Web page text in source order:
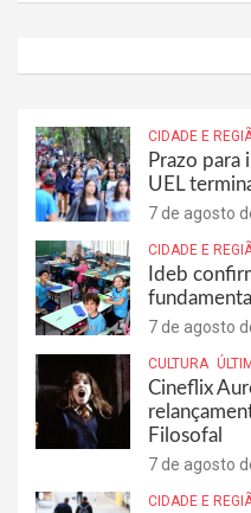
CIDADE E
Prazo para
UEL
7 de agosto
CIDADE E
Ideb
7 de agosto
CULTURA
Cineflix
Filosofal
7 de agosto
CIDADE E